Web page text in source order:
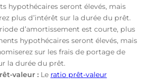
hypothécaires seront élevés, mais
plus d’intérêt sur la durée du prêt.
d’amortissement est courte, plus
hypothécaires seront élevés, mais
sur les frais de portage de
la durée du prêt.
valeur : Le ratio prêt-valeur